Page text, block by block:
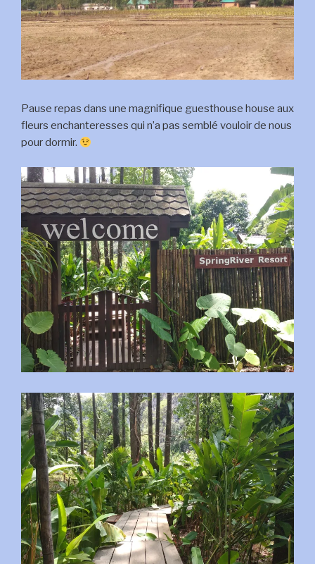
Pause repas dans une magnifique guesthouse house aux
fleurs enchanteresses qui n’a pas semblé vouloir de nous
pour dormir.